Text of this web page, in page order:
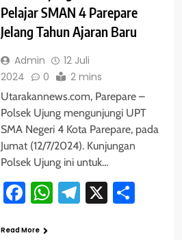
Pelajar SMAN 4 Parepare
Jelang Tahun Ajaran Baru
Admin
12 Juli
2024
0 2 mins
Utarakannews.com, Parepare –
Polsek Ujung mengunjungi UPT
SMA Negeri 4 Kota Parepare, pada
Jumat (12/7/2024). Kunjungan
Polsek Ujung ini untuk…
Facebook
WhatsApp
Telegram
X
Read More